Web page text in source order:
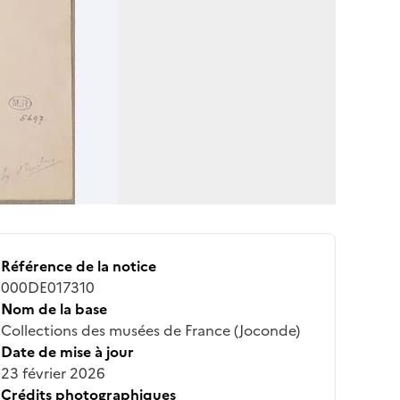
Référence de la notice
000DE017310
Nom de la base
Collections des musées de France (Joconde)
Date de mise à jour
23 février 2026
Crédits photographiques